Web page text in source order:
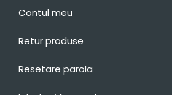
Contul meu
Retur produse
Resetare parola